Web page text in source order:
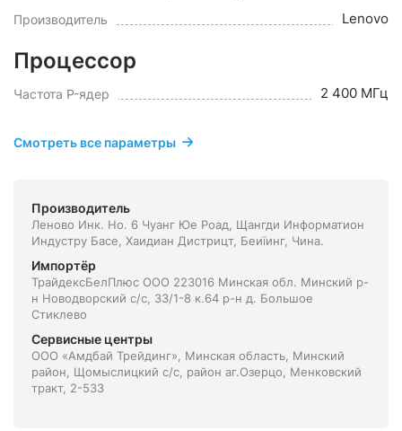
Производитель Lenovo
Процессор
Частота P-ядер 2 400 МГц
Смотреть все параметры
Производитель
Леново Инк. Но. 6 Чуанг Юе Роад, Щангди Информатион
Индустру Басе, Хаидиан Дистрицт, Беиїинг, Чина.
Импортёр
ТрайдексБелПлюс ООО 223016 Минская обл. Минский р-
н Новодворский с/с, 33/1-8 к.64 р-н д. Большое
Стиклево
Сервисные центры
ООО «Амдбай Трейдинг», Минская область, Минский
район, Щомыслицкий с/с, район аг.Озерцо, Менковский
тракт, 2-533